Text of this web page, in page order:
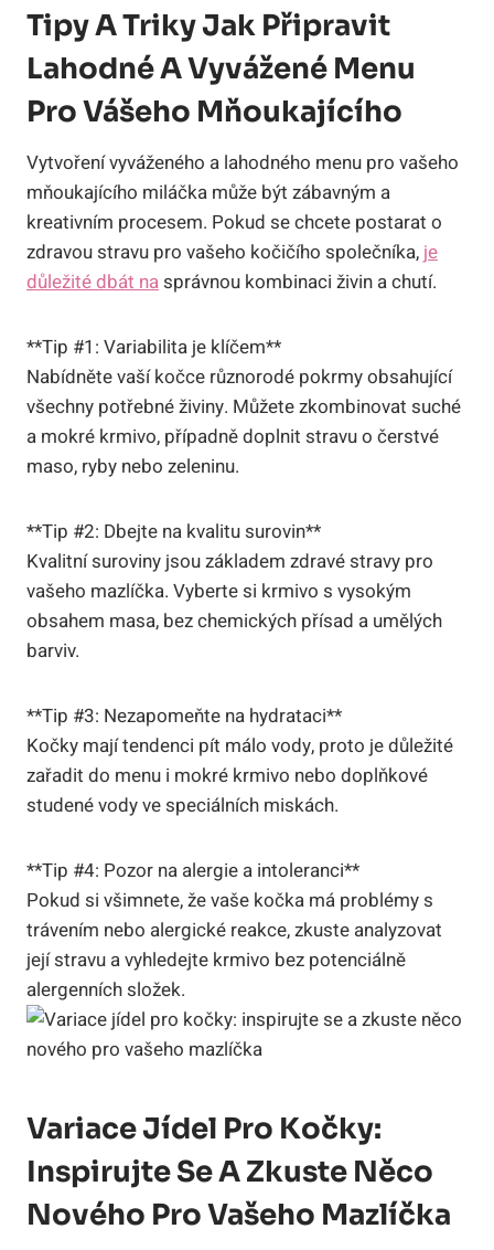
Tipy A Triky Jak Připravit
Lahodné A Vyvážené Menu
Pro Vášeho Mňoukajícího
Vytvoření vyváženého a lahodného menu pro vašeho
mňoukajícího miláčka může být zábavným a
kreativním procesem. Pokud se chcete postarat o
zdravou stravu pro vašeho kočičího společníka, je
důležité dbát nasprávnou kombinaci živin a chutí.
**Tip #1: Variabilita je klíčem**
Nabídněte vaší kočce různorodé pokrmy obsahující
všechny potřebné živiny. Můžete zkombinovat suché
a mokré krmivo, případně doplnit stravu o čerstvé
maso, ryby nebo zeleninu.
**Tip #2: Dbejte na kvalitu surovin**
Kvalitní suroviny jsou základem zdravé stravy pro
vašeho mazlíčka. Vyberte si krmivo s vysokým
obsahem masa, bez chemických přísad a umělých
barviv.
**Tip #3: Nezapomeňte na hydrataci**
Kočky mají tendenci pít málo vody, proto je důležité
zařadit do menu i mokré krmivo nebo doplňkové
studené vody ve speciálních miskách.
**Tip #4: Pozor na alergie a intoleranci**
Pokud si všimnete, že vaše kočka má problémy s
trávením nebo alergické reakce, zkuste analyzovat
její stravu a vyhledejte krmivo bez potenciálně
alergenních složek.
Variace Jídel Pro Kočky:
Inspirujte Se A Zkuste Něco
Nového Pro Vašeho Mazlíčka